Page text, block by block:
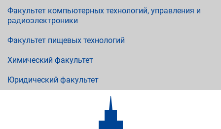
Факультет компьютерных технологий, управления и
радиоэлектроники
Факультет пищевых технологий
Химический факультет
Юридический факультет